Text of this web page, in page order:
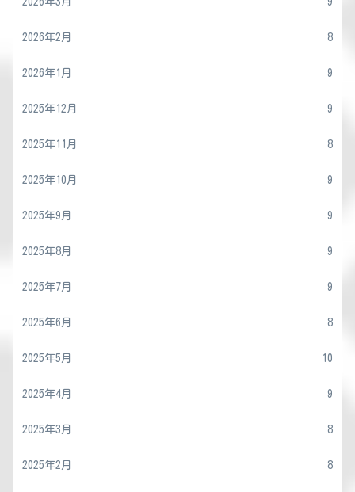
2026年2月 8
2026年1月 9
2025年12月 9
2025年11月 8
2025年10月 9
2025年9月 9
2025年8月 9
2025年7月 9
2025年6月 8
2025年5月 10
2025年4月 9
2025年3月 8
2025年2月 8